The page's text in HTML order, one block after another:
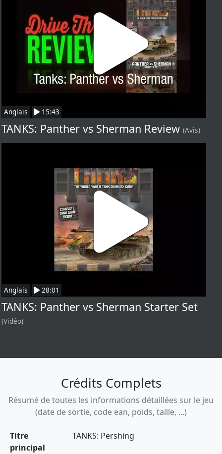
Anglais 15:43
TANKS: Panther vs Sherman Review (Avis)
Anglais 28:01
TANKS: Panther vs Sherman Starter Set
(Vidéo)
Crédits Complets
Résumé de toutes les informations détaillées sur le jeu
(date de sortie, code ean, poids, taille, ...)
Titre
principal
TANKS: Pershing